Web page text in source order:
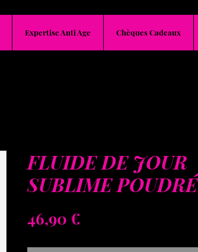
Expertise Anti Age Chèques Cadeaux
FLUIDE DE JOUR
SUBLIME POUDRÉ
46,90 €